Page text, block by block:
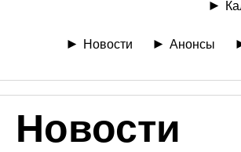
Новости Анонсы
Новости